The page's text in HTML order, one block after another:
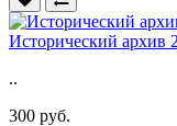
Исторический архив
..
300 руб.